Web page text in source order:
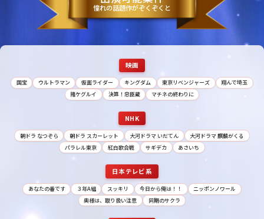
憧れの話題作がぞくぞくと
映画
国宝 ウルトラマン 仮面ライダー キングダム 東京リベンジャーズ
翔んで埼玉
賭ケグルイ
決算！忠臣蔵 マチネの終わりに
NHK
朝ドラ なつぞら 朝ドラ スカーレット 大河ドラマ いだてん
大河ドラマ 麒麟がくる
パラレル東京
紅白歌合戦 サギデカ あさいち
日本テレビ系
あなたの番です ３年A組 スッキリ 今日から俺は！！
ニッポンノワール
奥様は、取り扱い注意
同期のサクラ